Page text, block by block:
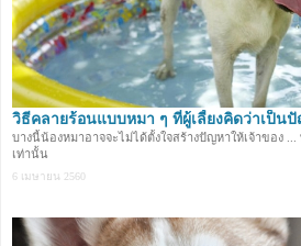
วิธีคลายร้อนแบบหมา ๆ ที่ผู้เลี้ยงคิดว่าเป็น
บางนี้น้องหมาอาจจะไม่ได้ตั้งใจสร้างปัญหาให้เจ้าของ
เท่านั้น
6 เมษายน 2560